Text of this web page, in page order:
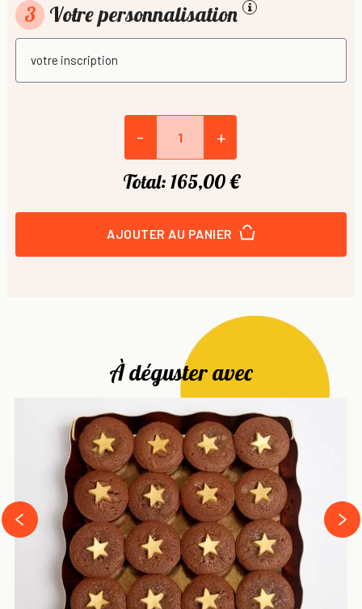
3 Votre personnalisation
- +
Total: 165,00 €
AJOUTER AU PANIER
À déguster avec
prev
next